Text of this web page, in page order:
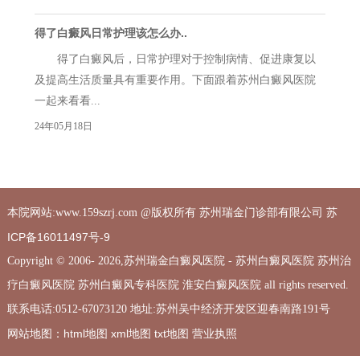
得了白癜风日常护理该怎么办..
得了白癜风后，日常护理对于控制病情、促进康复以
及提高生活质量具有重要作用。下面跟着苏州白癜风医院
一起来看看...
24年05月18日
本院网站:www.159szrj.com @版权所有 苏州瑞金门诊部有限公司 苏
ICP备16011497号-9
Copyright © 2006- 2026,苏州瑞金白癜风医院 - 苏州白癜风医院 苏州治
疗白癜风医院 苏州白癜风专科医院 淮安白癜风医院 all rights reserved.
联系电话:0512-67073120 地址:苏州吴中经济开发区迎春南路191号
网站地图： html地图 xml地图 txt地图 营业执照